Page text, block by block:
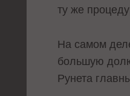
ту же
На самом
большую
Рунета